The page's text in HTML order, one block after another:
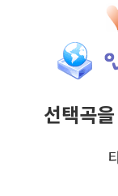
선택곡